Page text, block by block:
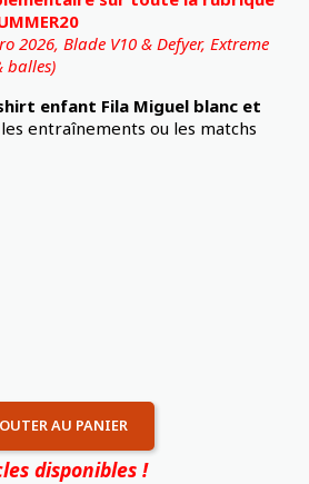
2026, Blade V10 & Defyer, Extreme
balles)
enfant Fila Miguel blanc et
entraînements ou les matchs
AU PANIER
disponibles !